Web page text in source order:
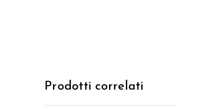
Prodotti correlati